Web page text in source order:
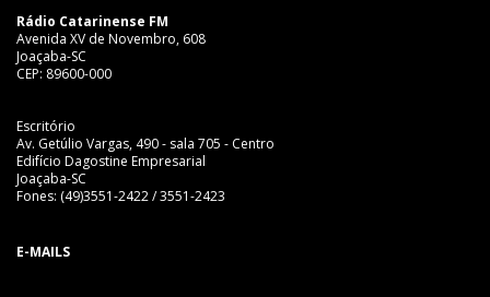
Rádio Catarinense FM
Avenida XV de Novembro, 608
Joaçaba-SC
CEP: 89600-000
Escritório
Av. Getúlio Vargas, 490 - sala 705 - Centro
Edifício Dagostine Empresarial
Joaçaba-SC
Fones: (49)3551-2422 / 3551-2423
E-MAILS